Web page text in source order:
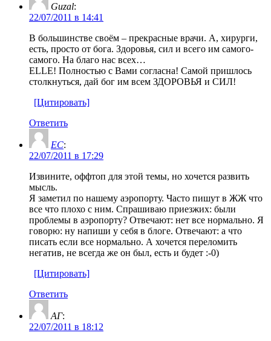
Guzal:
22/07/2011 в 14:41
В большинстве своём – прекрасные врачи. А, хирурги,
есть, просто от бога. Здоровья, сил и всего им самого-
самого. На благо нас всех…
ELLE! Полностью с Вами согласна! Самой пришлось
столкнуться, дай бог им всем ЗДОРОВЬЯ и СИЛ!
[Цитировать]
Ответить
ЕС:
22/07/2011 в 17:29
Извините, оффтоп для этой темы, но хочется развить
мысль.
Я заметил по нашему аэропорту. Часто пишут в ЖЖ что
все что плохо с ним. Спрашиваю приезжих: были
проблемы в аэропорту? Отвечают: нет все нормально. Я
говорю: ну напиши у себя в блоге. Отвечают: а что
писать если все нормально. А хочется переломить
негатив, не всегда же он был, есть и будет :-0)
[Цитировать]
Ответить
АГ:
22/07/2011 в 18:12